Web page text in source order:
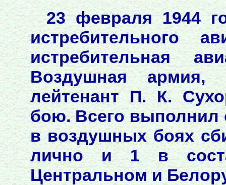
23 февраля 1944
истребительного
истребительная
Воздушная армия,
лейтенант П. К.
бою. Всего выполнил
в воздушных боях
лично и 1 в
Центральном и